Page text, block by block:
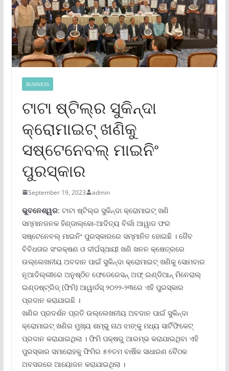
BUSINESS
ଟାଟା ଷ୍ଟିଲ୍‌ର ସୁକିନ୍ଦା
କ୍ରୋମାଇଟ୍ ଖଣିକୁ
ସଷ୍ଟେନେବଲ୍ ମାଇନିଂ
ପୁରସ୍କାର
September 19, 2023 admin
ଭୁବନେଶ୍ୱର: ଟାଟା ଷ୍ଟିଲ୍‌ର ସୁକିନ୍ଦା କ୍ରୋମାଇଟ୍ ଖଣି
ସମ୍ମାନଜନକ ହିଣ୍ଡାଲ୍‌କୋ-ଆଦିତ୍ୟ ବିର୍ଲା ଆୱାଡ ଫର
ସଷ୍ଟେନେବଲ୍ ମାଇନିଂ ପୁରସ୍କାରରେ ସମ୍ମାନିତ ହୋଇଛି । ଜୈବ
ବିବିଧତାର ସଂରକ୍ଷଣ ଓ ଦୀର୍ଘସ୍ଥାୟୀ ଖଣି ଖନନ କ୍ଷେତ୍ରରେ
ଉଲ୍ଲେଖନୀୟ ଅବଦାନ ପାଇଁ ସୁକିନ୍ଦା କ୍ରୋମାଇଟ୍ ଖଣିକୁ ସୋମବାର
ନୂଆଦିଲ୍ଲୀରେ ଅନୁଷ୍ଠିତ ଫେଡେରେସନ୍ ଅଫ୍ ଇଣ୍ଡିଆନ୍ ମିନେରାଲ୍
ଇଣ୍ଡଷ୍ଟ୍ରିଜ୍ (ଫିମି) ଆୱାର୍ଡସ୍ ୨୦୨୨-୨୩ରେ ଏହି ପୁରସ୍କାର
ପ୍ରଦାନ କରାଯାଇଛି ।
ଖଣିର ପ୍ରଦର୍ଶନ ପ୍ରତି ଉଲ୍ଲେଖନୀୟ ଅବଦାନ ପାଇଁ ସୁକିନ୍ଦା
କ୍ରୋମାଇଟ୍ ଖଣିର ମୁଖ୍ୟ ଶମ୍ଭୁ ନାଥ ଝାଙ୍କୁ ମଧ୍ୟ ସାର୍ଟିଫିକେଟ୍
ପ୍ରଦାନ କରାଯାଇଥିଲା । ଫିମି ପକ୍ଷରୁ ଆରମ୍ଭ କରାଯାଇଥିବା ଏହି
ପୁରସ୍କାର ସମାରୋହକୁ ଫିମିର ୫୭ତମ ବାର୍ଷିକ ସାଧାରଣ ବୈଠକ
ଅବସରରେ ଆୟୋଜନ କରାଯାଇଥିଲା ।